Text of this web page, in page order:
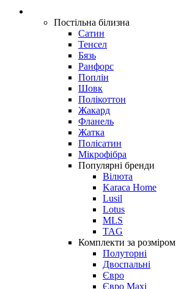
Постільна білизна
Сатин
Тенсел
Бязь
Ранфорс
Поплін
Шовк
Полікоттон
Жакард
Фланель
Жатка
Полісатин
Мікрофібра
Популярні бренди
Вілюта
Karaca Home
Lusil
Lotus
MLS
TAG
Комплекти за розміром
Полуторні
Двоспальні
Євро
Євро Maxi